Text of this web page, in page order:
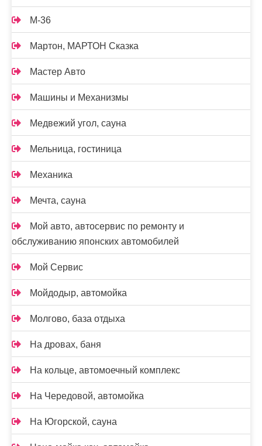
М-36
Мартон, МАРТОН Сказка
Мастер Авто
Машины и Механизмы
Медвежий угол, сауна
Мельница, гостиница
Механика
Мечта, сауна
Мой авто, автосервис по ремонту и
обслуживанию японских автомобилей
Мой Сервис
Мойдодыр, автомойка
Молгово, база отдыха
На дровах, баня
На кольце, автомоечный комплекс
На Чередовой, автомойка
На Югорской, сауна